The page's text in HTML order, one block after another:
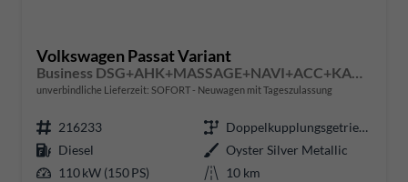
Volkswagen Passat Variant
unverbindliche Lieferzeit: SOFORT Neuwagen mit Tageszulassung
216233
Doppelkupplungsgetriebe (DSG)
Diesel
Oyster Silver Metallic
110 kW (150 PS)
10 km